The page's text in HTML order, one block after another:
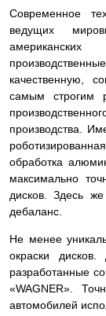
Современное
ведущих
качественную,
самым строгим
производства.
обработка
максимально
дисков. Здесь
дебаланс.
Не менее
окраски
разработанные
«WAGNER».
автомобилей